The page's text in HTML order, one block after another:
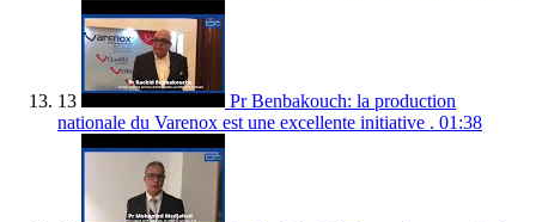
13
Pr Benbakouch: la production
nationale du Varenox est une excellente initiative . 01:38